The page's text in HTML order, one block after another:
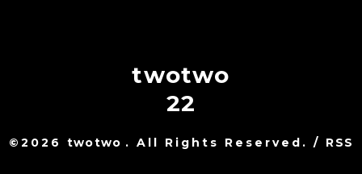
twotwo
22
©2026 twotwo . All Rights Reserved. / RSS